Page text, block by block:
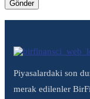
Piyasalardaki son
merak edilenler